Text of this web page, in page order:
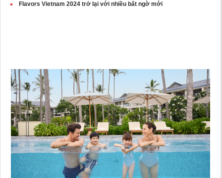
Flavors Vietnam 2024 trở lại với nhiều bất ngờ mới